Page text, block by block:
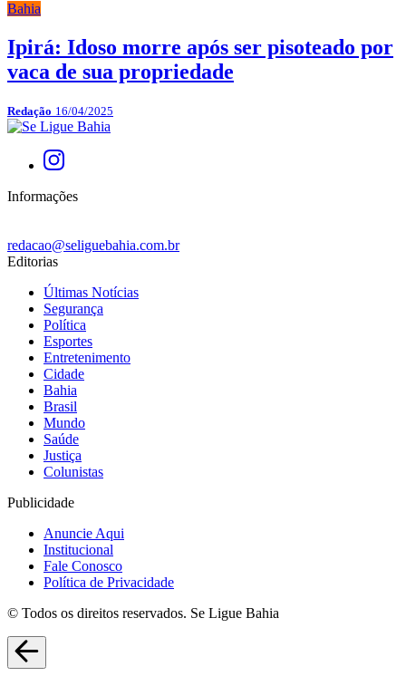
Bahia
Ipirá: Idoso morre após ser pisoteado por
vaca de sua propriedade
Redação 16/04/2025
Informações
redacao@seliguebahia.com.br
Editorias
Últimas Notícias
Segurança
Política
Esportes
Entretenimento
Cidade
Bahia
Brasil
Mundo
Saúde
Justiça
Colunistas
Publicidade
Anuncie Aqui
Institucional
Fale Conosco
Política de Privacidade
© Todos os direitos reservados. Se Ligue Bahia